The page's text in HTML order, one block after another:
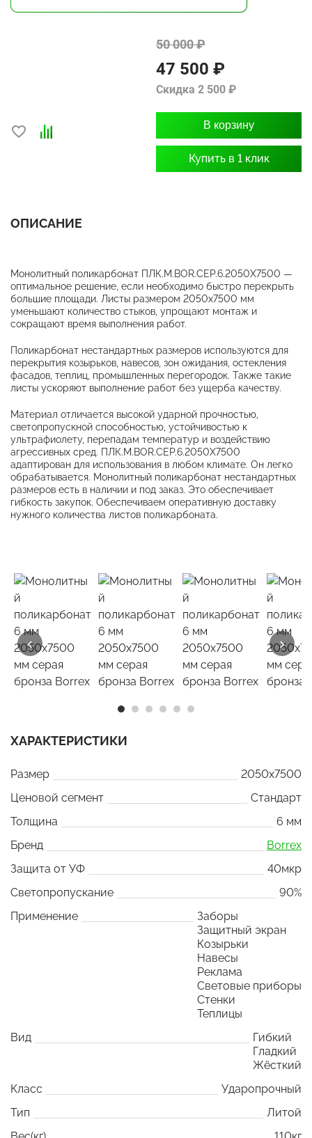
50 000 ₽
47 500 ₽
Скидка 2 500 ₽
В корзину
Купить в 1 клик
ОПИСАНИЕ
Монолитный поликарбонат ПЛК.М.BOR.СЕР.6.2050X7500 —
оптимальное решение, если необходимо быстро перекрыть
большие площади. Листы размером 2050x7500 мм
уменьшают количество стыков, упрощают монтаж и
сокращают время выполнения работ.
Поликарбонат нестандартных размеров используются для
перекрытия козырьков, навесов, зон ожидания, остекления
фасадов, теплиц, промышленных перегородок. Также такие
листы ускоряют выполнение работ без ущерба качеству.
Материал отличается высокой ударной прочностью,
светопропускной способностью, устойчивостью к
ультрафиолету, перепадам температур и воздействию
агрессивных сред. ПЛК.М.BOR.СЕР.6.2050X7500
адаптирован для использования в любом климате. Он легко
обрабатывается. Монолитный поликарбонат нестандартных
размеров есть в наличии и под заказ. Это обеспечивает
гибкость закупок. Обеспечиваем оперативную доставку
нужного количества листов поликарбоната.
‹ ›
ХАРАКТЕРИСТИКИ
Размер
2050x7500
Ценовой сегмент
Стандарт
Толщина
6 мм
Бренд
Borrex
Защита от УФ
40мкр
Светопропускание
90%
Применение
Заборы
Защитный экран
Козырьки
Навесы
Реклама
Световые приборы
Стенки
Теплицы
Вид
Гибкий
Гладкий
Жёсткий
Класс
Ударопрочный
Тип
Литой